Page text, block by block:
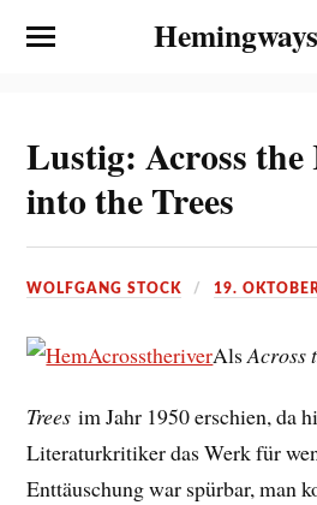
Lustig: Across the
into the Trees
WOLFGANG STOCK 19.
AlsAcross
Trees im Jahr 1950 erschien, da
Literaturkritiker das Werk für
Enttäuschung war spürbar, man